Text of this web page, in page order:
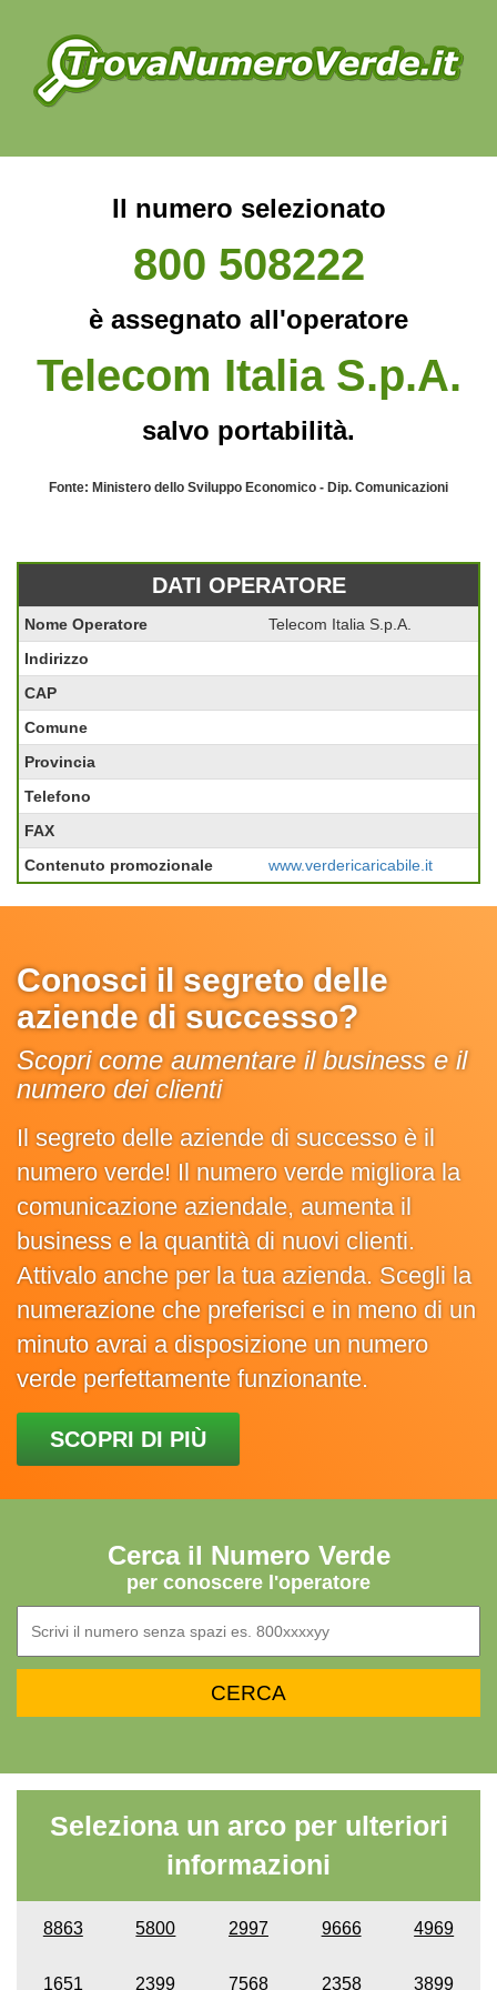
Il numero selezionato
800 508222
è assegnato all'operatore
Telecom Italia S.p.A.
salvo portabilità.
Fonte: Ministero dello Sviluppo Economico - Dip. Comunicazioni
DATI OPERATORE
Nome Operatore
Telecom Italia S.p.A.
Indirizzo
CAP
Comune
Provincia
Telefono
FAX
Contenuto promozionale
www.verdericaricabile.it
Conosci il segreto delle
aziende di successo?
Scopri come aumentare il business e il
numero dei clienti
Il segreto delle aziende di successo è il
numero verde! Il numero verde migliora la
comunicazione aziendale, aumenta il
business e la quantità di nuovi clienti.
Attivalo anche per la tua azienda. Scegli la
numerazione che preferisci e in meno di un
minuto avrai a disposizione un numero
verde perfettamente funzionante.
SCOPRI DI PIÙ
Cerca il Numero Verde
per conoscere l'operatore
Seleziona un arco per ulteriori
informazioni
8863 5800 2997 9666 4969
1651 2399 7568 2358 3899